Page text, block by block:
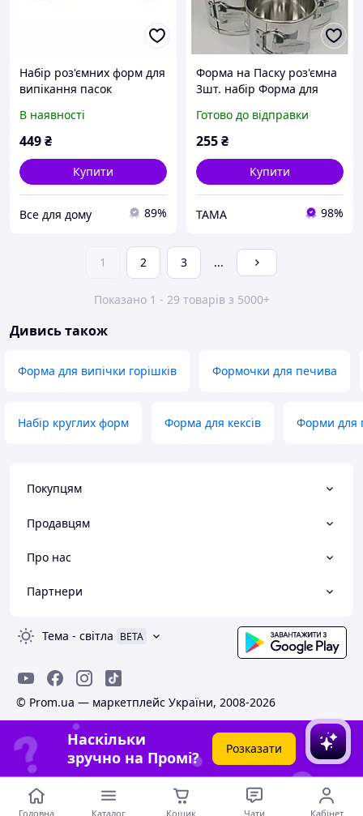
Набір роз'ємних форм для
випікання пасок
В наявності
449₴
Купити
Все для дому 89%
Форма на Паску роз'ємна
3шт. набір Форма для
шт., металеві Пасочниці
Готово до відправки
255₴
Купити
TAMA 98%
1 2 3 ...
Показано 1 - 29 товарів з 5000+
Дивись також
Форма для випічки горішків Формочки для печива
Набір круглих форм Форма для кексів Форми для
Покупцям
Продавцям
Про нас
Партнери
Тема - світла BETA
© Prom.ua — маркетплейс України, 2008-2026
Наскільки
зручно на Промі?
Розказати
Головна Каталог Кошик Чати Кабінет